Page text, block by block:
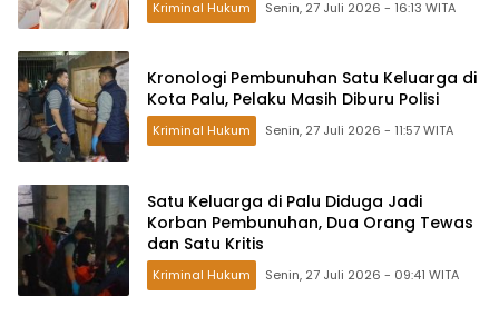
Kriminal Hukum Senin, 27 Juli 2026 - 16:13 WITA
Kronologi Pembunuhan Satu Keluarga di
Kota Palu, Pelaku Masih Diburu Polisi
Kriminal Hukum Senin, 27 Juli 2026 - 11:57 WITA
Satu Keluarga di Palu Diduga Jadi
Korban Pembunuhan, Dua Orang Tewas
dan Satu Kritis
Kriminal Hukum Senin, 27 Juli 2026 - 09:41 WITA